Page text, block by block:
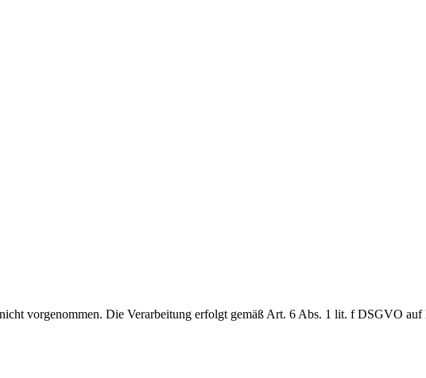
vorgenommen. Die Verarbeitung erfolgt gemäß Art. 6 Abs. 1 lit. f DSGVO auf